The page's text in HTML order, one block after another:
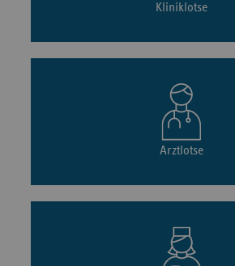
Kliniklotse
Arztlotse